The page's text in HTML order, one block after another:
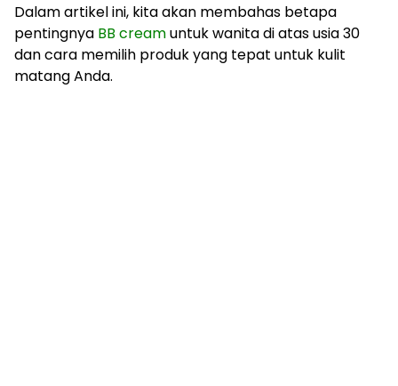
Dalam artikel ini, kita akan membahas betapa
pentingnya BB creamuntuk wanita di atas usia 30
dan cara memilih produk yang tepat untuk kulit
matang Anda.